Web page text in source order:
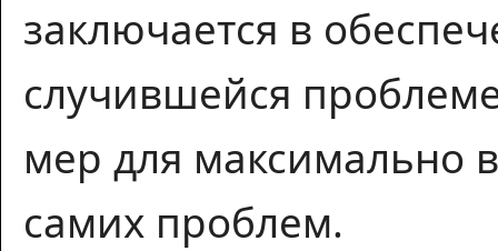
заключается в
случившейся
мер для максимально
самих проблем.